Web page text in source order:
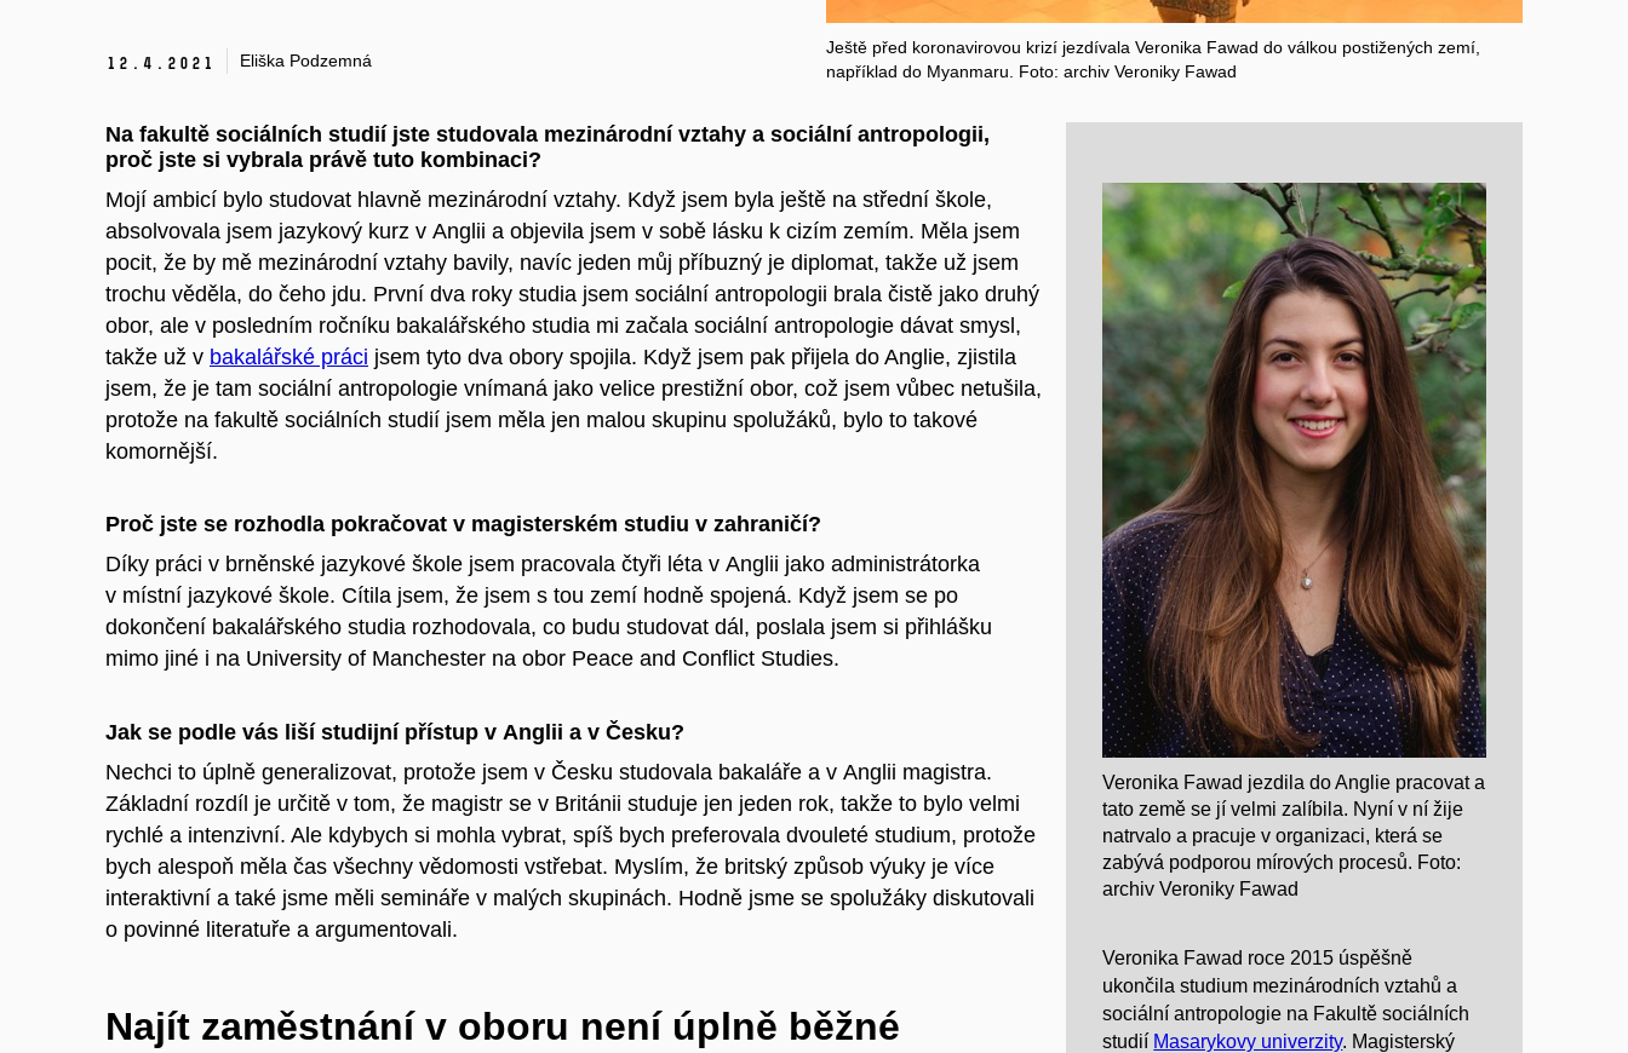
12. 4. 2021 Eliška Podzemná
Ještě před koronavirovou krizí jezdívala Veronika Fawad do válkou postižených zemí,
například do Myanmaru. Foto: archiv Veroniky Fawad
Na fakultě sociálních studií jste studovala mezinárodní vztahy a sociální antropologii,
proč jste si vybrala právě tuto kombinaci?
Mojí ambicí bylo studovat hlavně mezinárodní vztahy. Když jsem byla ještě na střední škole,
absolvovala jsem jazykový kurz v Anglii a objevila jsem v sobě lásku k cizím zemím. Měla jsem
pocit, že by mě mezinárodní vztahy bavily, navíc jeden můj příbuzný je diplomat, takže už jsem
trochu věděla, do čeho jdu. První dva roky studia jsem sociální antropologii brala čistě jako druhý
obor, ale v posledním ročníku bakalářského studia mi začala sociální antropologie dávat smysl,
takže už v bakalářské práci jsem tyto dva obory spojila. Když jsem pak přijela do Anglie, zjistila
jsem, že je tam sociální antropologie vnímaná jako velice prestižní obor, což jsem vůbec netušila,
protože na fakultě sociálních studií jsem měla jen malou skupinu spolužáků, bylo to takové
komornější.
Proč jste se rozhodla pokračovat v magisterském studiu v zahraničí?
Díky práci v brněnské jazykové škole jsem pracovala čtyři léta v Anglii jako administrátorka
v místní jazykové škole. Cítila jsem, že jsem s tou zemí hodně spojená. Když jsem se po
dokončení bakalářského studia rozhodovala, co budu studovat dál, poslala jsem si přihlášku
mimo jiné i na University of Manchester na obor Peace and Conflict Studies.
Jak se podle vás liší studijní přístup v Anglii a v Česku?
Nechci to úplně generalizovat, protože jsem v Česku studovala bakaláře a v Anglii magistra.
Základní rozdíl je určitě v tom, že magistr se v Británii studuje jen jeden rok, takže to bylo velmi
rychlé a intenzivní. Ale kdybych si mohla vybrat, spíš bych preferovala dvouleté studium, protože
bych alespoň měla čas všechny vědomosti vstřebat. Myslím, že britský způsob výuky je více
interaktivní a také jsme měli semináře v malých skupinách. Hodně jsme se spolužáky diskutovali
o povinné literatuře a argumentovali.
Najít zaměstnání v oboru není úplně běžné
Veronika Fawad jezdila do Anglie pracovat a
tato země se jí velmi zalíbila. Nyní v ní žije
natrvalo a pracuje v organizaci, která se
zabývá podporou mírových procesů. Foto:
archiv Veroniky Fawad
Veronika Fawad roce 2015 úspěšně
ukončila studium mezinárodních vztahů a
sociální antropologie na Fakultě sociálních
studií Masarykovy univerzity. Magisterský